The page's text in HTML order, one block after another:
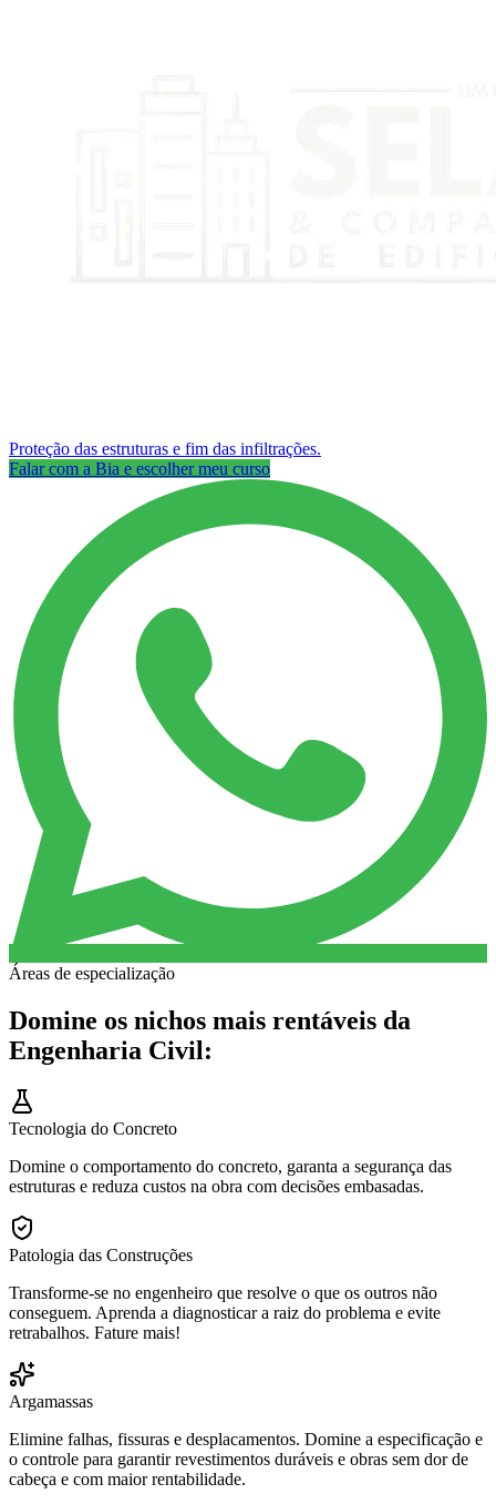
Proteção das estruturas e fim das infiltrações.
Falar com a Bia e escolher meu curso
Áreas de especialização
Domine os nichos mais rentáveis da
Engenharia Civil:
Tecnologia do Concreto
Domine o comportamento do concreto, garanta a segurança das
estruturas e reduza custos na obra com decisões embasadas.
Patologia das Construções
Transforme-se no engenheiro que resolve o que os outros não
conseguem. Aprenda a diagnosticar a raiz do problema e evite
retrabalhos. Fature mais!
Argamassas
Elimine falhas, fissuras e desplacamentos. Domine a especificação e
o controle para garantir revestimentos duráveis e obras sem dor de
cabeça e com maior rentabilidade.